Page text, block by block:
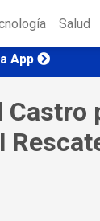
Salud
App
Castro